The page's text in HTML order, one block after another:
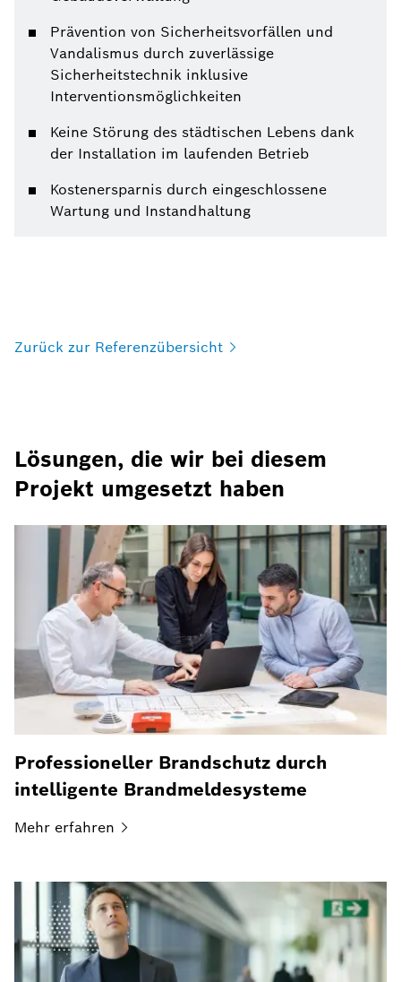
Prävention von Sicherheitsvorfällen und
Vandalismus durch zuverlässige
Sicherheitstechnik inklusive
Interventionsmöglichkeiten
Keine Störung des städtischen Lebens dank
der Installation im laufenden Betrieb
Kostenersparnis durch eingeschlossene
Wartung und Instandhaltung
Zurück zur Referenzübersicht
Lösungen, die wir bei diesem
Projekt umgesetzt haben
Professioneller Brandschutz durch
intelligente Brandmeldesysteme
Mehr erfahren